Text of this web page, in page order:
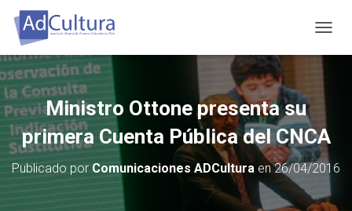
A
R
M
O
D
D
Ministro Ottone presenta su
primera Cuenta Pública del CNCA
Publicado por Comunicaciones ADCultura en26/04/2016